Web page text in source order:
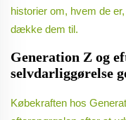
historier om, hvem de
dække dem til.
Generation Z og
selvdarliggørelse
Købekraften hos